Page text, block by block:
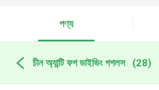
পণ্য
চীন অ্যান্টি ফগ ডাইভিং গগলস (28)